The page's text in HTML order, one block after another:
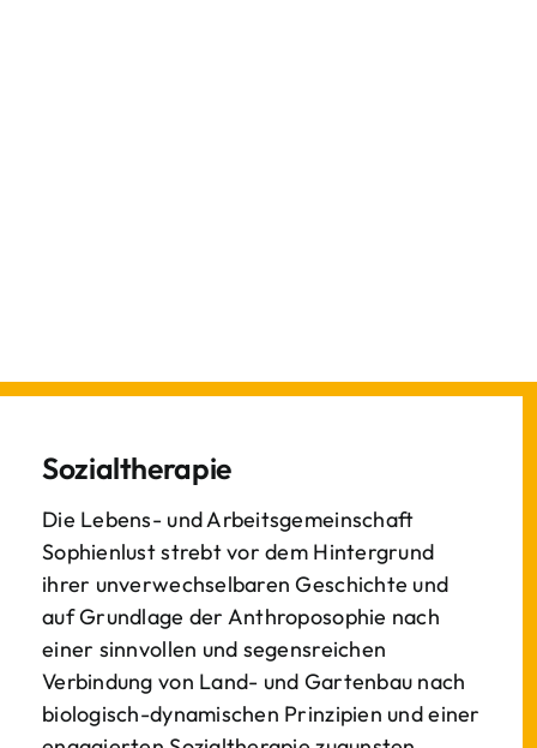
Sozialtherapie
Die Lebens- und Arbeitsgemeinschaft
Sophienlust strebt vor dem Hintergrund
ihrer unverwechselbaren Geschichte und
auf Grundlage der Anthroposophie nach
einer sinnvollen und segensreichen
Verbindung von Land- und Gartenbau nach
biologisch-dynamischen Prinzipien und einer